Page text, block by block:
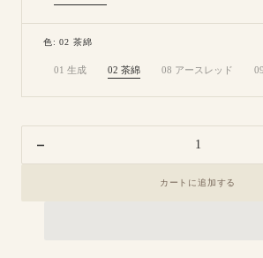
out
unavailable
out
色: 02 茶綿
01 生成
Variant
out
02 茶綿
Variant
out
08 アースレッド
Variant
out
Decrease
カートに追加する